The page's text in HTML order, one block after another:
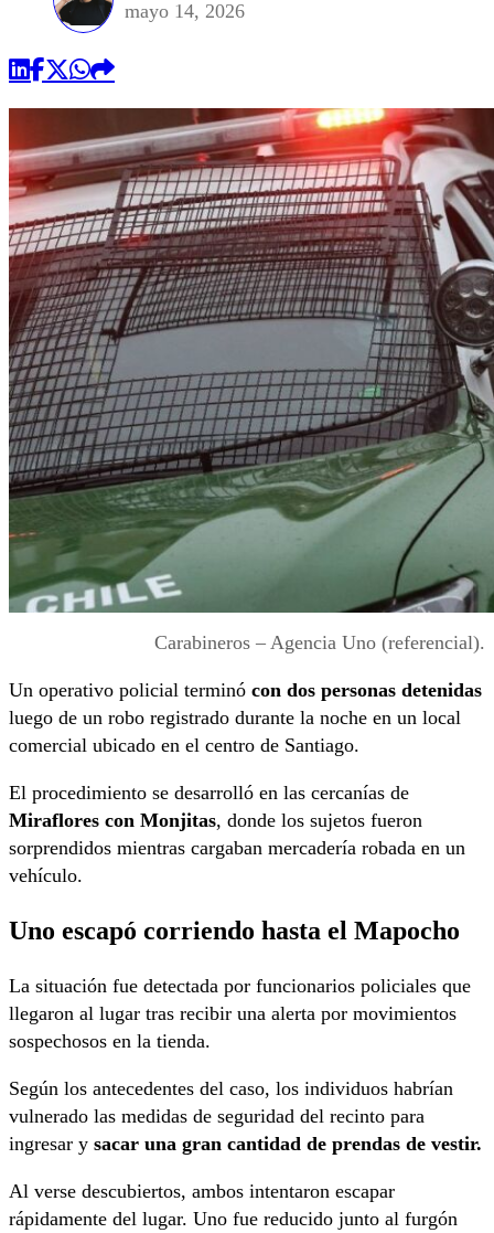
mayo 14, 2026
Carabineros – Agencia Uno (referencial).
Un operativo policial terminó con dos personas detenidas
luego de un robo registrado durante la noche en un local
comercial ubicado en el centro de Santiago.
El procedimiento se desarrolló en las cercanías de
Miraflores con Monjitas, donde los sujetos fueron
sorprendidos mientras cargaban mercadería robada en un
vehículo.
Uno escapó corriendo hasta el Mapocho
La situación fue detectada por funcionarios policiales que
llegaron al lugar tras recibir una alerta por movimientos
sospechosos en la tienda.
Según los antecedentes del caso, los individuos habrían
vulnerado las medidas de seguridad del recinto para
ingresar y sacar una gran cantidad de prendas de vestir.
Al verse descubiertos, ambos intentaron escapar
rápidamente del lugar. Uno fue reducido junto al furgón